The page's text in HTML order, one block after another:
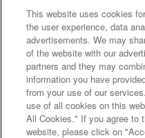
家制度に関する期限日
電子
「マネー・ローンダリング
ライン」を踏まえた取り組み
契約代理業・銀行代理業・
等と預金等との誤認防止につ
This website uses cookies
the user experience, data
advertisements. We may
of the website with our
partners and they may
information you have
from your use of our
use of all cookies on this
All Cookies." If you agree to
website, please click on